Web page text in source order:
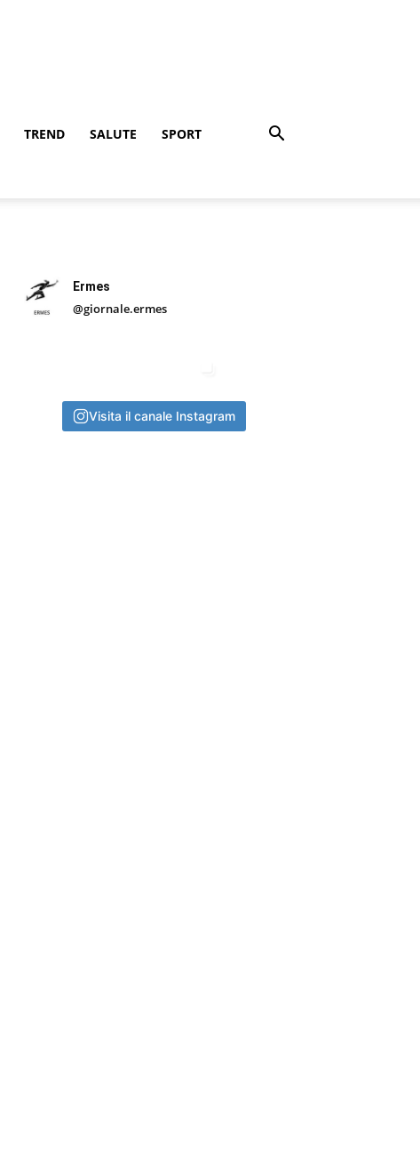
TREND SALUTE SPORT
Ermes
@giornale.ermes
Visita il canale Instagram